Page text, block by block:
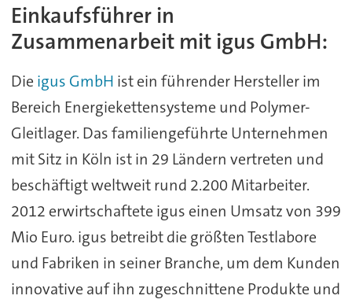
Einkaufsführer in
Zusammenarbeit mit igus GmbH:
Die igus GmbH ist ein führender Hersteller im
Bereich Energiekettensysteme und Polymer-
Gleitlager. Das familiengeführte Unternehmen
mit Sitz in Köln ist in 29 Ländern vertreten und
beschäftigt weltweit rund 2.200 Mitarbeiter.
2012 erwirtschaftete igus einen Umsatz von 399
Mio Euro. igus betreibt die größten Testlabore
und Fabriken in seiner Branche, um dem Kunden
innovative auf ihn zugeschnittene Produkte und